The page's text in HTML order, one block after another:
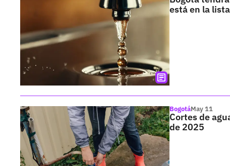
está en la lista
BogotáMay 11
Cortes de
de 2025